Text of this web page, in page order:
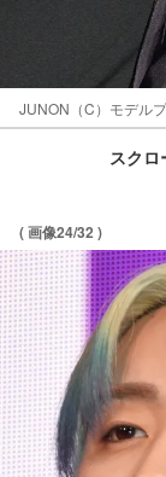
JUNON（C）モデル
スクロ
( 画像24/32 )